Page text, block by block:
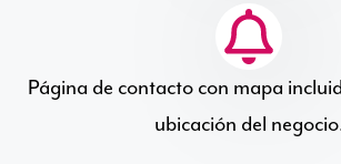
Página de contacto con mapa
ubicación del